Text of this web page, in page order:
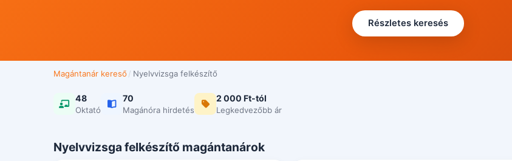
Részletes keresés
Magántanár kereső / Nyelvvizsga felkészítő
48
Oktató
70
Magánóra hirdetés
2 000 Ft-tól
Legkedvezőbb ár
Nyelvvizsga felkészítő magántanárok